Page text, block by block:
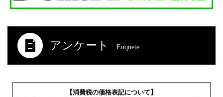
アンケート Enquete
【消費税の価格表記について】